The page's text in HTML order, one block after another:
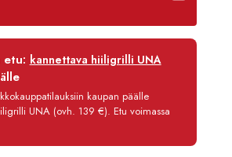
12 kk
3,90 €/kk
2 046,80 €
etu: kannettava hiiligrilli UNA
kaupan päälle
UNA (ovh. 139 €). Etu voimassa